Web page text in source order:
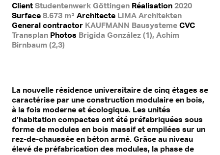
Client Studentenwerk Göttingen Réalisation 2020
Surface 8.673 m² Architecte LIMA Architekten
General contractor KAUFMANN Bausysteme CVC
Transplan Photos Brigida González (1), Achim
Birnbaum (2,3)
La nouvelle résidence universitaire de cinq étages se
caractérise par une construction modulaire en bois,
à la fois moderne et écologique. Les unités
d’habitation compactes ont été préfabriquées sous
forme de modules en bois massif et empilées sur un
rez-de-chaussée en béton armé. Grâce au niveau
élevé de préfabrication des modules, la phase de